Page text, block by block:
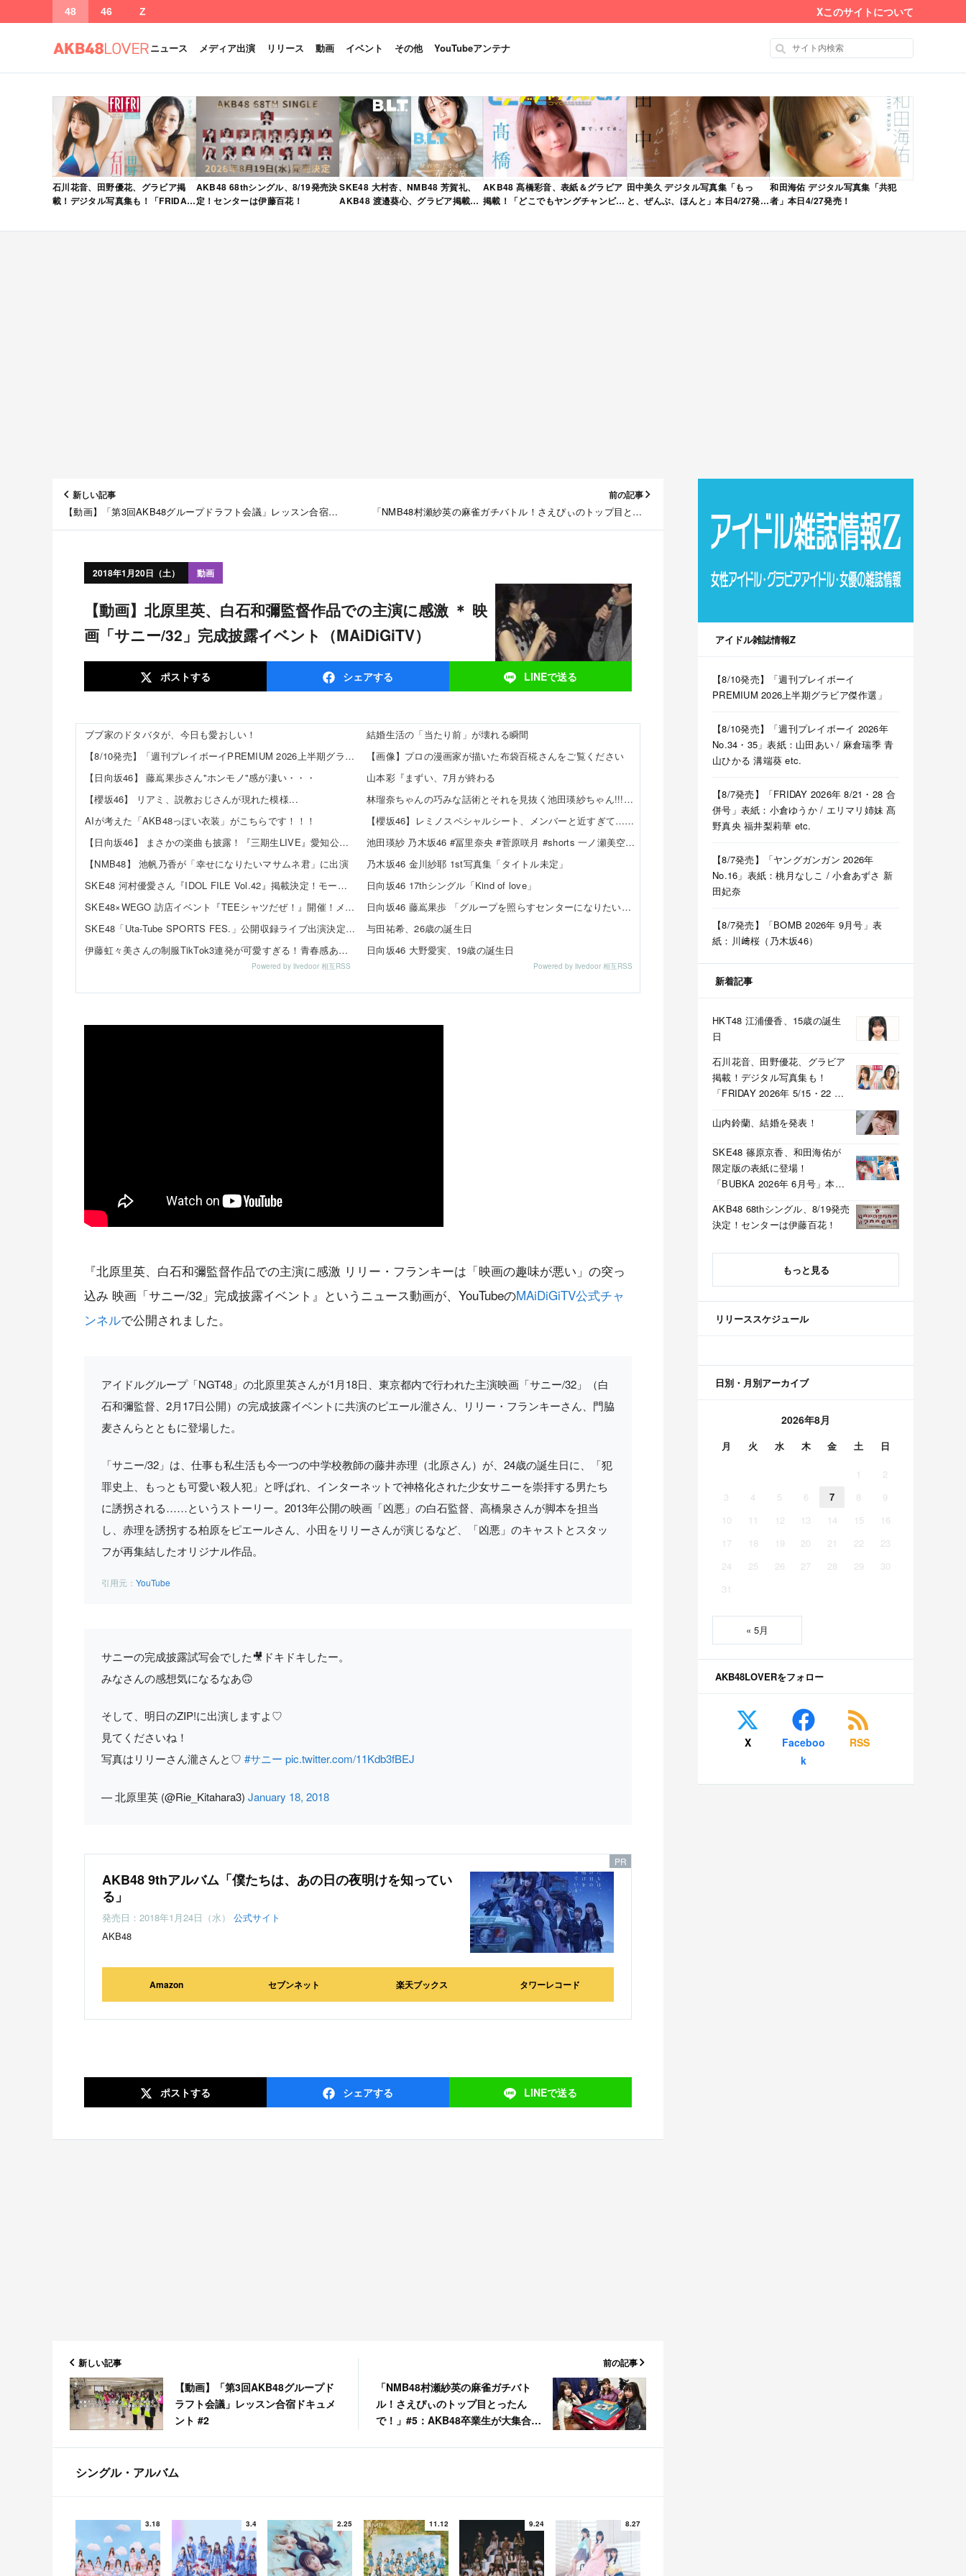
48 46 Z Xこのサイトについて
ニュース メディア出演 リリース 動画 イベント その他 YouTubeアンテナ
石川花音、田野優花、グラビア掲
載！デジタル写真集も！「FRIDAY
発売！
AKB48 68thシングル、8/19発売決
定！センターは伊藤百花！
SKE48 大村杏、NMB48 芳賀礼、
AKB48 渡邉葵心、グラビア掲載！
月号」本日4/28発売！
AKB48 髙橋彩音、表紙＆グラビア
掲載！「どこでもヤングチャンピオ
田中美久 デジタル写真集「もっ
と、ぜんぶ、ほんと」本日4/27発
和田海佑 デジタル写真集「共犯
者」本日4/27発売！
新しい記事
【動画】「第3回AKB48グループドラフト会議」レッスン合宿ド
前の記事
「NMB48村瀬紗英の麻雀ガチバトル！さえぴぃのトップ目とった
2018年1月20日（土） 動画
【動画】北原里英、白石和彌監督作品での主演に感激 ＊ 映
画「サニー/32」完成披露イベント（MAiDiGiTV）
ポストする シェアする LINEで送る
ブブ家のドタバタが、今日も愛おしい！
【8/10発売】「週刊プレイボーイPREMIUM 2026上半期グラビア傑作選」
【日向坂46】 藤嶌果歩さん"ホンモノ"感が凄い・・・
【櫻坂46】 リアミ、説教おじさんが現れた模様...
AIが考えた「AKB48っぽい衣装」がこちらです！！！
【日向坂46】 まさかの楽曲も披露！『三期生LIVE』愛知公演のレポがこちら
【NMB48】 池帆乃香が「幸せになりたいマサムネ君」に出演
SKE48 河村優愛さん『IDOL FILE Vol.42』掲載決定！モード系ファッションで新たな魅力を披露
SKE48×WEGO 訪店イベント『TEEシャツだぜ！』開催！メンバーが大須店でコーディネート【SNSまとめ】
SKE48「Uta-Tube SPORTS FES.」公開収録ライブ出演決定！
伊藤虹々美さんの制服TikTok3連発が可愛すぎる！青春感あふれるダンス動画に注目✨
Powered by livedoor 相互RSS
結婚生活の「当たり前」が壊れる瞬間
【画像】プロの漫画家が描いた布袋百椛さんをご覧ください
山本彩『まずい、7月が終わる
林瑠奈ちゃんの巧みな話術とそれを見抜く池田瑛紗ちゃん!!!【乃木坂46】
【櫻坂46】レミノスペシャルシート、メンバーと近すぎて…【全国ツアー2026】
池田瑛紗 乃木坂46 #冨里奈央 #菅原咲月 #shorts 一ノ瀬美空 五百城茉央 瀬戸口心月 奥の反応まとめ
乃木坂46 金川紗耶 1st写真集「タイトル未定」
日向坂46 17thシングル「Kind of love」
日向坂46 藤嶌果歩 「グループを照らすセンターになりたい」何倍もキラキラしたかほりんが降臨【坂道の火曜日】
与田祐希、26歳の誕生日
日向坂46 大野愛実、19歳の誕生日
Powered by livedoor 相互RSS
『北原里英、白石和彌監督作品での主演に感激 リリー・フランキーは「映画の趣味が悪い」の突っ
込み 映画「サニー/32」完成披露イベント』というニュース動画が、YouTubeのMAiDiGiTV公式チャ
ンネルで公開されました。
アイドルグループ「NGT48」の北原里英さんが1月18日、東京都内で行われた主演映画「サニー/32」（白
石和彌監督、2月17日公開）の完成披露イベントに共演のピエール瀧さん、リリー・フランキーさん、門脇
麦さんらとともに登場した。
「サニー/32」は、仕事も私生活も今一つの中学校教師の藤井赤理（北原さん）が、24歳の誕生日に、「犯
罪史上、もっとも可愛い殺人犯」と呼ばれ、インターネットで神格化された少女サニーを崇拝する男たち
に誘拐される……というストーリー。2013年公開の映画「凶悪」の白石監督、高橋泉さんが脚本を担当
し、赤理を誘拐する柏原をピエールさん、小田をリリーさんが演じるなど、「凶悪」のキャストとスタッ
フが再集結したオリジナル作品。
YouTube
サニーの完成披露試写会でした🎥ドキドキしたー。
みなさんの感想気になるなあ🙃
そして、明日のZIP!に出演しますよ♡
見てくださいね！
写真はリリーさん瀧さんと♡ #サニー pic.twitter.com/11Kdb3fBEJ
— 北原里英 (@Rie_Kitahara3) January 18, 2018
AKB48 9thアルバム「僕たちは、あの日の夜明けを知ってい
る」
発売日：2018年1月24日（水） 公式サイト
AKB48
Amazon セブンネット 楽天ブックス タワーレコード
ポストする シェアする LINEで送る
新しい記事
【動画】「第3回AKB48グループド
ラフト会議」レッスン合宿ドキュメ
ント #2
前の記事
「NMB48村瀬紗英の麻雀ガチバト
ル！さえぴぃのトップ目とったん
で！」#5：AKB48卒業生が大集合！
シングル・アルバム
3.18 3.4 2.25 11.12 9.24 8.27
アイドル雑誌情報Z
【8/10発売】「週刊プレイボーイ
PREMIUM 2026上半期グラビア傑作選」
【8/10発売】「週刊プレイボーイ 2026年
No.34・35」表紙：山田あい / 麻倉瑞季 青
山ひかる 溝端葵 etc.
【8/7発売】「FRIDAY 2026年 8/21・28 合
併号」表紙：小倉ゆうか / エリマリ姉妹 髙
野真央 福井梨莉華 etc.
【8/7発売】「ヤングガンガン 2026年
No.16」表紙：桃月なしこ / 小倉あずさ 新
田妃奈
【8/7発売】「BOMB 2026年 9月号」表
紙：川﨑桜（乃木坂46）
新着記事
HKT48 江浦優香、15歳の誕生
日
石川花音、田野優花、グラビア
掲載！デジタル写真集も！
「FRIDAY 2026年 5/15・22 合
山内鈴蘭、結婚を発表！
SKE48 篠原京香、和田海佑が
限定版の表紙に登場！
「BUBKA 2026年 6月号」本日
AKB48 68thシングル、8/19発売
決定！センターは伊藤百花！
もっと見る
リリーススケジュール
日別・月別アーカイブ
2026年8月
月 火 水 木 金 土 日
1
2
3
4 5 6 7 8
9
10
11 12 13 14 15
16
17
18 19 20 21 22
23
24
25 26 27 28 29
30
31
« 5月
AKB48LOVERをフォロー
X
Faceboo
k
RSS